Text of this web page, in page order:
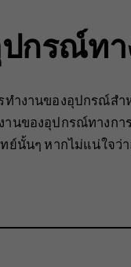
กรณ์ท
ทำงานของอุปกรณ์ส
านของอุปกรณ์ทางก
ย์นั้นๆ หากไม่แน่ใจว่